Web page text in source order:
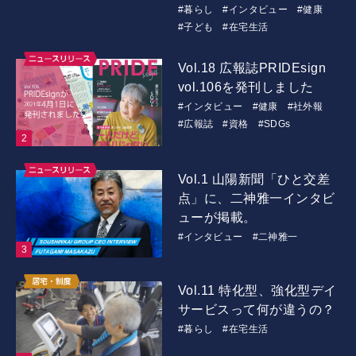
#暮らし #インタビュー
#健康
#子ども
#在宅生活
Vol.18 広報誌PRIDEsign
vol.106を発刊しました
#インタビュー #健康
#社外報
#広報誌
#資格 #SDGs
Vol.1 山陽新聞「ひと交差
点」に、二神雅一インタビ
ューが掲載。
#インタビュー #二神雅一
Vol.11 特化型、強化型デイ
サービスって何が違うの？
#暮らし #在宅生活